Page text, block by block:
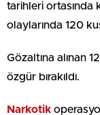
tarihleri ortasında
olaylarında 120
Gözaltına alınan
özgür bırakıldı.
Narkotik